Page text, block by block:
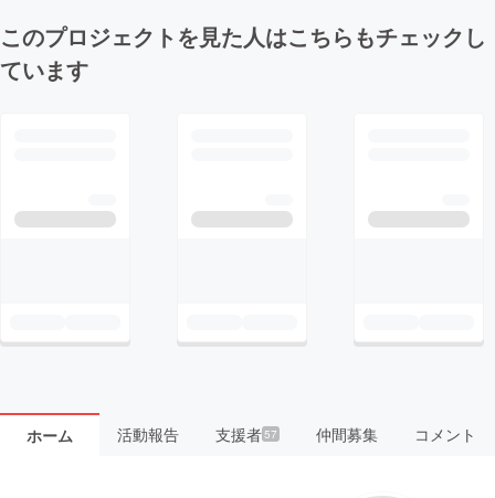
このプロジェクトを見た人はこちらもチェックし
ています
ホーム 活動報告 支援者57 仲間募集 コメント